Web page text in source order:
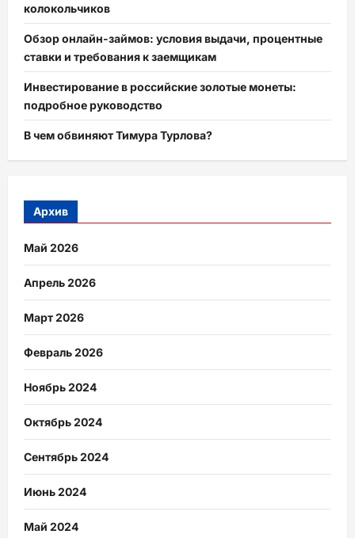
колокольчиков
Обзор онлайн-займов: условия выдачи, процентные
ставки и требования к заемщикам
Инвестирование в российские золотые монеты:
подробное руководство
В чем обвиняют Тимура Турлова?
Архив
Май 2026
Апрель 2026
Март 2026
Февраль 2026
Ноябрь 2024
Октябрь 2024
Сентябрь 2024
Июнь 2024
Май 2024